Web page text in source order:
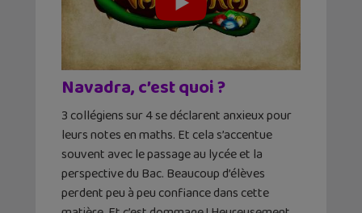
Navadra, c’est quoi ?
3 collégiens sur 4 se déclarent anxieux pour
leurs notes en maths. Et cela s’accentue
souvent avec le passage au lycée et la
perspective du Bac. Beaucoup d’élèves
perdent peu à peu confiance dans cette